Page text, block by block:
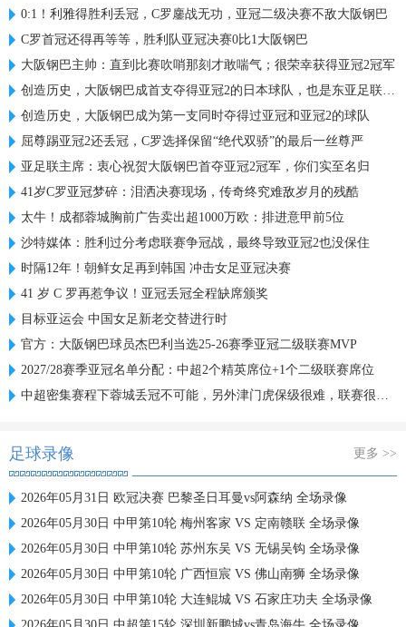
0:1！利雅得胜利丢冠，C罗鏖战无功，亚冠二级决赛不敌大阪钢巴
C罗首冠还得再等等，胜利队亚冠决赛0比1大阪钢巴
大阪钢巴主帅：直到比赛吹哨那刻才敢喘气；很荣幸获得亚冠2冠军
创造历史，大阪钢巴成首支夺得亚冠2的日本球队，也是东亚足联首队
创造历史，大阪钢巴成为第一支同时夺得过亚冠和亚冠2的球队
屈尊踢亚冠2还丢冠，C罗选择保留“绝代双骄”的最后一丝尊严
亚足联主席：衷心祝贺大阪钢巴首夺亚冠2冠军，你们实至名归
41岁C罗亚冠梦碎：泪洒决赛现场，传奇终究难敌岁月的残酷
太牛！成都蓉城胸前广告卖出超1000万欧：排进意甲前5位
沙特媒体：胜利过分考虑联赛争冠战，最终导致亚冠2也没保住
时隔12年！朝鲜女足再到韩国 冲击女足亚冠决赛
41 岁 C 罗再惹争议！亚冠丢冠全程缺席颁奖
目标亚运会 中国女足新老交替进行时
官方：大阪钢巴球员杰巴利当选25-26赛季亚冠二级联赛MVP
2027/28赛季亚冠名单分配：中超2个精英席位+1个二级联赛席位
中超密集赛程下蓉城丢冠不可能，另外津门虎保级很难，联赛很无聊
足球录像 更多 >>
2026年05月31日 欧冠决赛 巴黎圣日耳曼vs阿森纳 全场录像
2026年05月30日 中甲第10轮 梅州客家 VS 定南赣联 全场录像
2026年05月30日 中甲第10轮 苏州东吴 VS 无锡吴钩 全场录像
2026年05月30日 中甲第10轮 广西恒宸 VS 佛山南狮 全场录像
2026年05月30日 中甲第10轮 大连鲲城 VS 石家庄功夫 全场录像